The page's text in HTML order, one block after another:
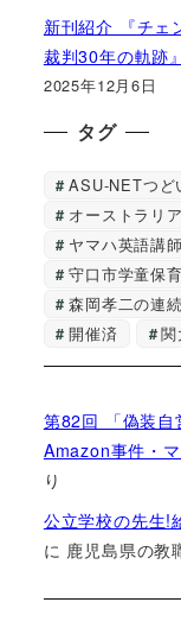
新刊紹介 『チェ
裁判30年の軌跡
2025年12月6日
タグ
ASU-NETつど
オーストラリア
ヤマハ英語講
守口市学童保
森岡孝二の連
開催済
第82回 「偽装自
Amazon事件・
り
公立学校の先生!
に 鹿児島県の教